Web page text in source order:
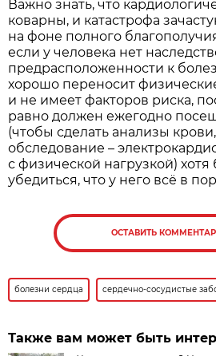
Важно знать, что
коварны, и катастрофа
на фоне полного
если у человека нет
предрасположенности к
хорошо переносит
и не имеет факторов риска,
равно должен ежегодно
(чтобы сделать анализы
обследование –
с физической нагрузкой) хотя
убедиться, что у него всё в
ОСТАВИТЬ
болезни сердца сердечно-сосудистые
Также вам может быть